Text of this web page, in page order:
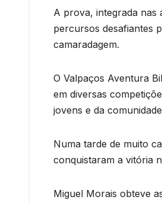
A prova, integrada nas
percursos desafiantes
camaradagem.
O Valpaços Aventura
em diversas
jovens e da
Numa tarde de muito
conquistaram a vitória
Miguel Morais obteve